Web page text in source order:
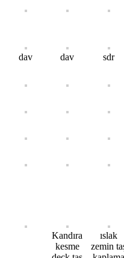
dav dav sdr
Kandıra
kesme
ıslak
zemin